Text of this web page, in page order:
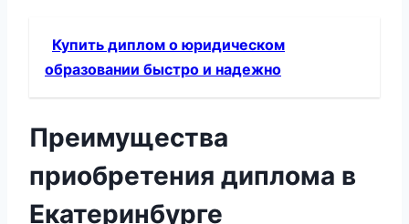
Купить диплом о юридическом
образовании быстро и надежно
Преимущества
приобретения диплома в
Екатеринбурге